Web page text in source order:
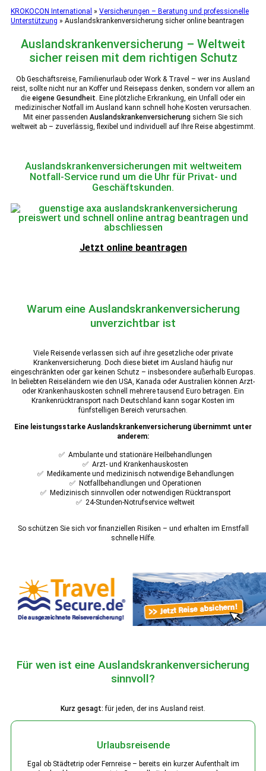
KROKOCON International » Versicherungen – Beratung und professionelle
Unterstützung » Auslandskrankenversicherung sicher online beantragen
Auslandskrankenversicherung – Weltweit
sicher reisen mit dem richtigen Schutz
Ob Geschäftsreise, Familienurlaub oder Work & Travel – wer ins Ausland
reist, sollte nicht nur an Koffer und Reisepass denken, sondern vor allem an
die eigene Gesundheit. Eine plötzliche Erkrankung, ein Unfall oder ein
medizinischer Notfall im Ausland kann schnell hohe Kosten verursachen.
Mit einer passenden Auslandskrankenversicherung sichern Sie sich
weltweit ab – zuverlässig, flexibel und individuell auf Ihre Reise abgestimmt.
Auslandskrankenversicherungen mit weltweitem
Notfall-Service rund um die Uhr für Privat- und
Geschäftskunden.
Jetzt online beantragen
Warum eine Auslandskrankenversicherung
unverzichtbar ist
Viele Reisende verlassen sich auf ihre gesetzliche oder private
Krankenversicherung. Doch diese bietet im Ausland häufig nur
eingeschränkten oder gar keinen Schutz – insbesondere außerhalb Europas.
In beliebten Reiseländern wie den USA, Kanada oder Australien können Arzt-
oder Krankenhauskosten schnell mehrere tausend Euro betragen. Ein
Krankenrücktransport nach Deutschland kann sogar Kosten im
fünfstelligen Bereich verursachen.
Eine leistungsstarke Auslandskrankenversicherung übernimmt unter
anderem:
✅ Ambulante und stationäre Heilbehandlungen
✅ Arzt- und Krankenhauskosten
✅ Medikamente und medizinisch notwendige Behandlungen
✅ Notfallbehandlungen und Operationen
✅ Medizinisch sinnvollen oder notwendigen Rücktransport
✅ 24-Stunden-Notrufservice weltweit
So schützen Sie sich vor finanziellen Risiken – und erhalten im Ernstfall
schnelle Hilfe.
Für wen ist eine Auslandskrankenversicherung
sinnvoll?
Kurz gesagt: für jeden, der ins Ausland reist.
Urlaubsreisende
Egal ob Städtetrip oder Fernreise – bereits ein kurzer Aufenthalt im